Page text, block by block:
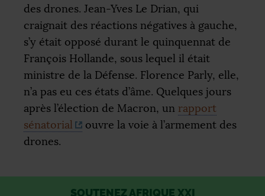
des drones. Jean-Yves Le Drian, qui
craignait des réactions négatives à gauche,
s’y était opposé durant le quinquennat de
François Hollande, sous lequel il était
ministre de la Défense. Florence Parly, elle,
n’a pas eu ces états d’âme. Quelques jours
après l’élection de Macron, un rapport
sénatorial
ouvre la voie à l’armement des
drones.
SOUTENEZ AFRIQUE XXI